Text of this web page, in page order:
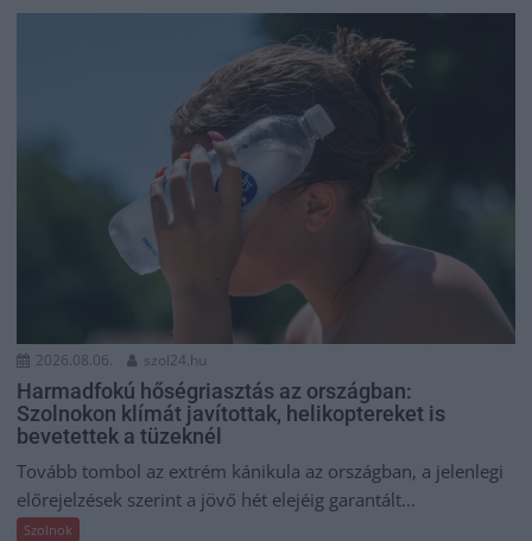
2026.08.06. szol24.hu
Harmadfokú hőségriasztás az országban:
Szolnokon klímát javítottak, helikoptereket is
bevetettek a tüzeknél
Tovább tombol az extrém kánikula az országban, a jelenlegi
előrejelzések szerint a jövő hét elejéig garantált...
Szolnok